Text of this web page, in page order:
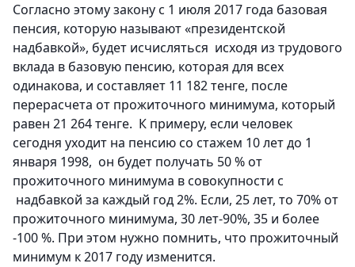
Согласно этому закону с 1 июля 2017 года базовая
пенсия, которую называют «президентской
надбавкой», будет исчисляться исходя из трудового
вклада в базовую пенсию, которая для всех
одинакова, и составляет 11 182 тенге, после
перерасчета от прожиточного минимума, который
равен 21 264 тенге. К примеру, если человек
сегодня уходит на пенсию со стажем 10 лет до 1
января 1998, он будет получать 50 % от
прожиточного минимума в совокупности с
надбавкой за каждый год 2%. Если, 25 лет, то 70% от
прожиточного минимума, 30 лет-90%, 35 и более
-100 %. При этом нужно помнить, что прожиточный
минимум к 2017 году изменится.